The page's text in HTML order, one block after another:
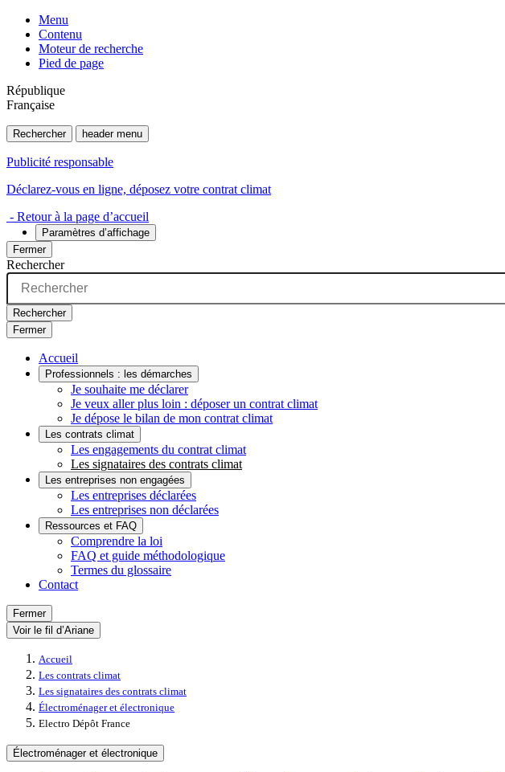
Menu
Contenu
Moteur de recherche
Pied de page
République
Française
Rechercher header menu
Publicité responsable
Déclarez-vous en ligne, déposez votre contrat climat
- Retour à la page d’accueil
Paramètres d’affichage
Fermer
Rechercher
Rechercher
Fermer
Accueil
Professionnels : les démarches
Je souhaite me déclarer
Je veux aller plus loin : déposer un contrat climat
Je dépose le bilan de mon contrat climat
Les contrats climat
Les engagements du contrat climat
Les signataires des contrats climat
Les entreprises non engagées
Les entreprises déclarées
Les entreprises non déclarées
Ressources et FAQ
Comprendre la loi
FAQ et guide méthodologique
Termes du glossaire
Contact
Fermer
Voir le fil d’Ariane
Accueil
Les contrats climat
Les signataires des contrats climat
Électroménager et électronique
Electro Dépôt France
Électroménager et électronique